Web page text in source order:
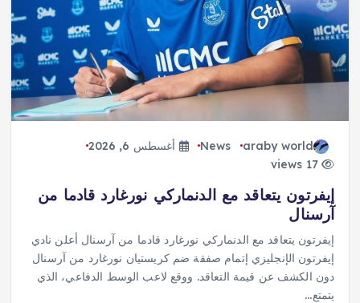
araby world
News
أغسطس 6, 2026
17 views
إيفرتون يتعاقد مع الدنماركي نورغارد قادما من
آرسنال
إيفرتون يتعاقد مع الدنماركي نورغارد قادما من آرسنال أعلن نادي
إيفرتون الإنجليزي إتمام صفقة ضم كريستيان نورغارد من آرسنال
دون الكشف عن قيمة التعاقد. ووقع لاعب الوسط الدفاعي، الذي
يتمتع…